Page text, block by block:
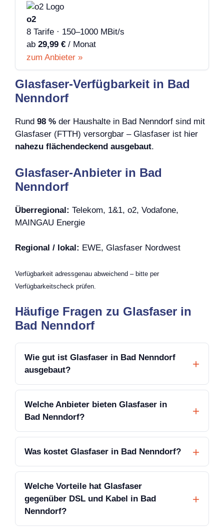
o2
8 Tarife · 150–1000 MBit/s
ab 29,99 € / Monat
zum Anbieter »
Glasfaser-Verfügbarkeit in Bad
Nenndorf
Rund 98 % der Haushalte in Bad Nenndorf sind mit
Glasfaser (FTTH) versorgbar – Glasfaser ist hier
nahezu flächendeckend ausgebaut.
Glasfaser-Anbieter in Bad
Nenndorf
Überregional: Telekom, 1&1, o2, Vodafone,
MAINGAU Energie
Regional / lokal: EWE, Glasfaser Nordwest
Verfügbarkeit adressgenau abweichend – bitte per
Verfügbarkeitscheck prüfen.
Häufige Fragen zu Glasfaser in
Bad Nenndorf
Wie gut ist Glasfaser in Bad Nenndorf
ausgebaut?
Welche Anbieter bieten Glasfaser in
Bad Nenndorf?
Was kostet Glasfaser in Bad Nenndorf?
Welche Vorteile hat Glasfaser
gegenüber DSL und Kabel in Bad
Nenndorf?